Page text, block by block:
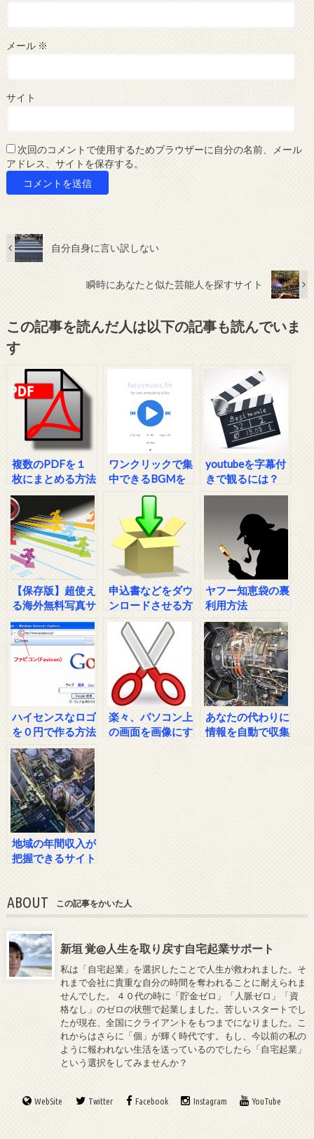
メール ※
サイト
次回のコメントで使用するためブラウザーに自分の名前、メール
アドレス、サイトを保存する。
自分自身に言い訳しない
瞬時にあなたと似た芸能人を探すサイト
この記事を読んだ人は以下の記事も読んでいま
す
複数のPDFを１
枚にまとめる方法
ワンクリックで集
中できるBGMを
流してくれるサイ
youtubeを字幕付
きで観るには？
【保存版】超使え
る海外無料写真サ
イト
申込書などをダウ
ンロードさせる方
法
ヤフー知恵袋の裏
利用方法
ハイセンスなロゴ
を０円で作る方法
楽々、パソコン上
の画面を画像にす
あなたの代わりに
情報を自動で収集
地域の年間収入が
把握できるサイト
ABOUT この記事をかいた人
新垣 覚@人生を取り戻す自宅起業サポート
私は「自宅起業」を選択したことで人生が救われました。そ
れまで会社に貴重な自分の時間を奪われることに耐えられま
せんでした。 ４０代の時に「貯金ゼロ」「人脈ゼロ」「資
格なし」のゼロの状態で起業しました。苦しいスタートでし
たが現在、全国にクライアントをもつまでになりました。こ
れからはさらに「個」が輝く時代です。もし、今以前の私の
ように報われない生活を送っているのでしたら「自宅起業」
という選択をしてみませんか？
WebSite Twitter Facebook Instagram YouTube